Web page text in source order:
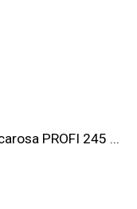
PROFI 245 ...